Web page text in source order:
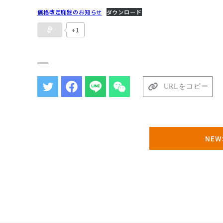
価格改定廃盤のお知らせ ダウンロード
+1
URLをコピー